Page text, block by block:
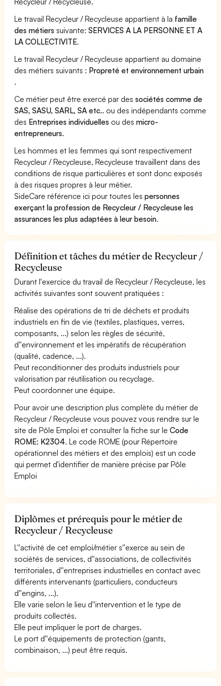
Le travail Recycleur / Recycleuse appartient à la famille
des métiers suivante:SERVICES A LA PERSONNE ET A
LA COLLECTIVITE.
Le travail Recycleur / Recycleuse appartient au domaine
des métiers suivants : Propreté et environnement urbain
.
Ce métier peut être exercé par dessociétés comme de
SAS, SASU, SARL, SA etc.. ou des indépendants comme
des Entreprises individuelles ou desmicro-
entrepreneurs.
Les hommes et les femmes qui sont respectivement
Recycleur / Recycleuse, Recycleuse travaillent dans des
conditions de risque particulières et sont donc exposés
à des risques propres à leur métier.
SideCare référence ici pour toutes lespersonnes
exerçant la profession de Recycleur / Recycleuse les
assurances les plus adaptées à leur besoin.
Définition et tâches du métier de Recycleur /
Recycleuse
Durant l'exercice du travail de Recycleur / Recycleuse, les
activités suivantes sont souvent pratiquées :
Réalise des opérations de tri de déchets et produits
industriels en fin de vie (textiles, plastiques, verres,
composants, ...) selon les règles de sécurité,
d''environnement et les impératifs de récupération
(qualité, cadence, ...).
Peut reconditionner des produits industriels pour
valorisation par réutilisation ou recyclage.
Peut coordonner une équipe.
Pour avoir une description plus complète du métier de
Recycleur / Recycleuse vous pouvez vous rendre sur le
site de Pôle Emploi et consulter la fiche sur leCode
ROME: K2304. Le code ROME (pour Répertoire
opérationnel des métiers et des emplois) est un code
qui permet d'identifier de manière précise par Pôle
Emploi
Diplômes et prérequis pour le métier de
Recycleur / Recycleuse
L''activité de cet emploi/métier s''exerce au sein de
sociétés de services, d''associations, de collectivités
territoriales, d''entreprises industrielles en contact avec
différents intervenants (particuliers, conducteurs
d''engins, ...).
Elle varie selon le lieu d''intervention et le type de
produits collectés.
Elle peut impliquer le port de charges.
Le port d''équipements de protection (gants,
combinaison, ...) peut être requis.